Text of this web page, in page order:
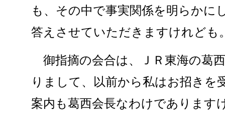
も、その中で事実関係を明らかに
答えさせていただきますけれども
御指摘の会合は、ＪＲ東海の葛
りまして、以前から私はお招き
案内も葛西会長なわけであります